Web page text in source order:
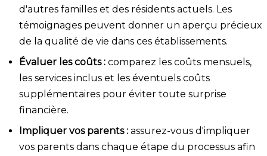
d'autres familles et des résidents actuels. Les
témoignages peuvent donner un aperçu précieux
de la qualité de vie dans ces établissements.
Évaluer les coûts : comparez les coûts mensuels,
les services inclus et les éventuels coûts
supplémentaires pour éviter toute surprise
financière.
Impliquer vos parents : assurez-vous d'impliquer
vos parents dans chaque étape du processus afin